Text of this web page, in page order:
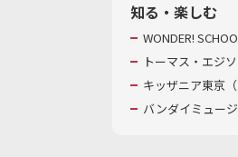
知る・楽しむ
WONDER!
トーマス・エジ
キッザニア東京
バンダイミュージ